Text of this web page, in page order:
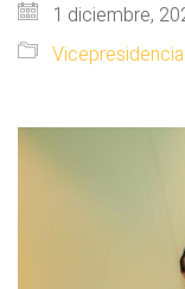
1 diciembre,
Vicepresidencia